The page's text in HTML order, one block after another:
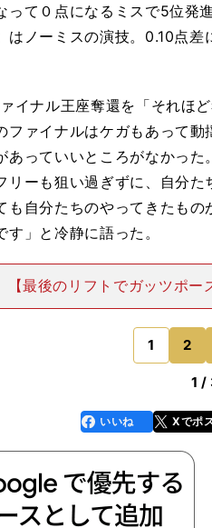
って０点になるミスで5位発
はノーミスの演技。0.10点
イナル王座奪還を「それほ
ファイナルはケガもあって
あっていいところがなかっ
リーも狙い過ぎずに、自分
も自分たちのやってきたも
す」と冷静に語った。
【最後のリフトでガッツポ
スをしたハーゼ／ボロディ
、自己ベストを更新して合
らにコンティ
1 2
1 /
faceboo
k
いいね Xでポ
？
.
嫌